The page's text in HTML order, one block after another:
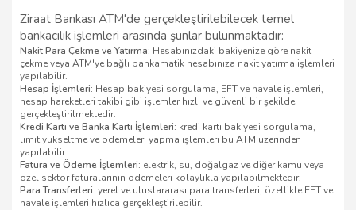
Ziraat Bankası ATM'de gerçekleştirilebilecek temel
bankacılık işlemleri arasında şunlar bulunmaktadır:
Nakit Para Çekme ve Yatırma: Hesabınızdaki bakiyenize göre nakit
çekme veya ATM'ye bağlı bankamatik hesabınıza nakit yatırma işlemleri
yapılabilir.
Hesap İşlemleri: Hesap bakiyesi sorgulama, EFT ve havale işlemleri,
hesap hareketleri takibi gibi işlemler hızlı ve güvenli bir şekilde
gerçekleştirilmektedir.
Kredi Kartı ve Banka Kartı İşlemleri: kredi kartı bakiyesi sorgulama,
limit yükseltme ve ödemeleri yapma işlemleri bu ATM üzerinden
yapılabilir.
Fatura ve Ödeme İşlemleri: elektrik, su, doğalgaz ve diğer kamu veya
özel sektör faturalarının ödemeleri kolaylıkla yapılabilmektedir.
Para Transferleri: yerel ve uluslararası para transferleri, özellikle EFT ve
havale işlemleri hızlıca gerçekleştirilebilir.